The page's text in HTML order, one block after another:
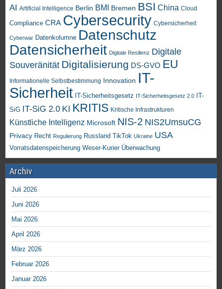
AI Artificial Intelligence Berlin BMI Bremen BSI China Cloud
Compliance CRA Cybersecurity Cybersicherheit
Cyberwar Datenkolumne Datenschutz
Datensicherheit Digitale Resilienz Digitale
Souveränität Digitalisierung DS-GVO EU
Informationelle Selbstbestimmung Innovation IT-
Sicherheit IT-Sicherheitsgesetz IT-Sicherheitsgesetz 2.0
IT-
SiG IT-SiG 2.0 KI KRITIS Kritische Infrastrukturen
Künstliche Intelligenz Microsoft NIS-2 NIS2UmsuCG
Privacy Recht Regulierung Russland TikTok Ukraine USA
Vorratsdatenspeicherung Weser-Kurier Überwachung
Archiv
Juli 2026
Juni 2026
Mai 2026
April 2026
März 2026
Februar 2026
Januar 2026